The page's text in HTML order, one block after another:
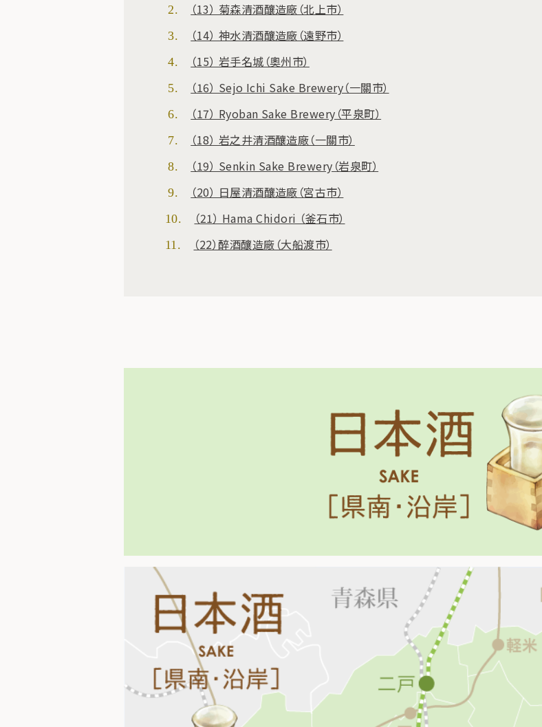
（13） 菊森清酒釀造廠（北上市）
（14） 神水清酒釀造廠（遠野市）
（15） 岩手名城（奧州市）
（16） Sejo Ichi Sake Brewery（一關市）
（17） Ryoban Sake Brewery（平泉町）
（18） 岩之井清酒釀造廠（一關市）
（19） Senkin Sake Brewery（岩泉町）
（20） 日屋清酒釀造廠（宮古市）
（21） Hama Chidori （釜石市）
（22）醉酒釀造廠（大船渡市）